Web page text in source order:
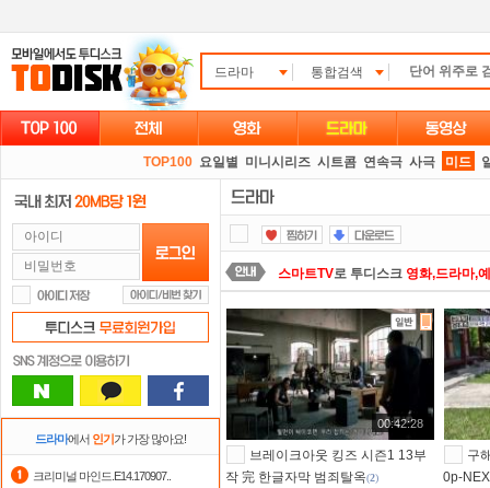
드라마 통합검색
TOP100 요일별 미니시리즈 시트콤 연속극 사극 미드
드라마에서 인기가 가장 많아요!
크리미널 마인드.E14.170907..
스마트TV로 투디스크 영화,드라마,
정액제할인쿠폰 사용방법안내
숨어있는 카드 마일리지 조회하고
출석체크이벤트!매일매일 출석체
요즘 뭐가 재밌지?고민되면 눌러봐!
자녀보호기능으로 가족과 함께 투디
00:42:28
브레이크아웃 킹즈 시즌1 13부
작 完 한글자막 범죄탈옥(2)
구
0p-